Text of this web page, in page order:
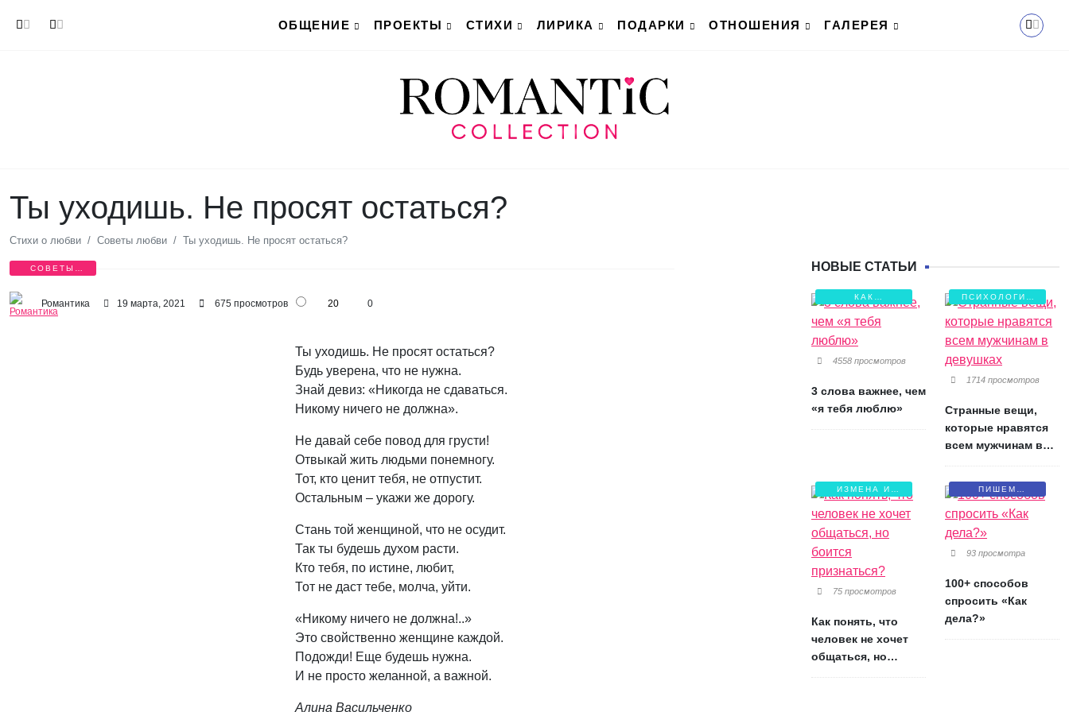
ОБЩЕНИЕ
ПРОЕКТЫ СТИХИ ЛИРИКА ПОДАРКИ ОТНОШЕНИЯ ГАЛЕРЕЯ
Ты уходишь. Не просят остаться?
Стихи о любви Советы любви Ты уходишь. Не просят остаться?
СОВЕТЫ
Романтика 19 марта, 2021 675 просмотров 20 0
Ты уходишь. Не просят остаться?
Будь уверена, что не нужна.
Знай девиз: «Никогда не сдаваться.
Никому ничего не должна».
Не давай себе повод для грусти!
Отвыкай жить людьми понемногу.
Тот, кто ценит тебя, не отпустит.
Остальным – укажи же дорогу.
Стань той женщиной, что не осудит.
Так ты будешь духом расти.
Кто тебя, по истине, любит,
Тот не даст тебе, молча, уйти.
«Никому ничего не должна!..»
Это свойственно женщине каждой.
Подожди! Еще будешь нужна.
И не просто желанной, а важной.
Алина Васильченко
НОВЫЕ СТАТЬИ
КАК
СОХРАНИТЬ
ЛЮБОВЬ?
4558 просмотров
3 слова важнее, чем
«я тебя люблю»
ПСИХОЛОГИЯ
ЛЮБВИ
1714 просмотров
Странные вещи,
которые нравятся
всем мужчинам в
ИЗМЕНА И
БОЛЬ
75 просмотров
Как понять, что
человек не хочет
общаться, но
ПИШЕМ
ПИСЬМА
93 просмотра
100+ способов
спросить «Как
дела?»